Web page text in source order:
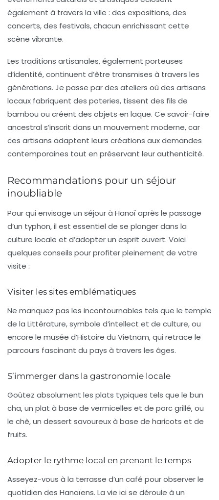
également à travers la ville : des expositions, des
concerts, des festivals, chacun enrichissant cette
scène vibrante.
Les traditions artisanales, également porteuses
d’identité, continuent d’être transmises à travers les
générations. Je passe par des ateliers où des artisans
locaux fabriquent des poteries, tissent des fils de
bambou ou créent des objets en laque. Ce savoir-faire
ancestral s’inscrit dans un mouvement moderne, car
ces artisans adaptent leurs créations aux demandes
contemporaines tout en préservant leur authenticité.
Recommandations pour un séjour
inoubliable
Pour qui envisage un séjour à Hanoï après le passage
d’un typhon, il est essentiel de se plonger dans la
culture locale et d’adopter un esprit ouvert. Voici
quelques conseils pour profiter pleinement de votre
visite :
Visiter les sites emblématiques
Ne manquez pas les incontournables tels que le temple
de la Littérature, symbole d’intellect et de culture, ou
encore le musée d’Histoire du Vietnam, qui retrace le
parcours fascinant du pays à travers les âges.
S’immerger dans la gastronomie locale
Goûtez absolument les plats typiques tels que le bun
cha, un plat à base de vermicelles et de porc grillé, ou
le chè, un dessert savoureux à base de haricots et de
fruits.
Adopter le rythme local en prenant le temps
Asseyez-vous à la terrasse d’un café pour observer le
quotidien des Hanoïens. La vie ici se déroule à un